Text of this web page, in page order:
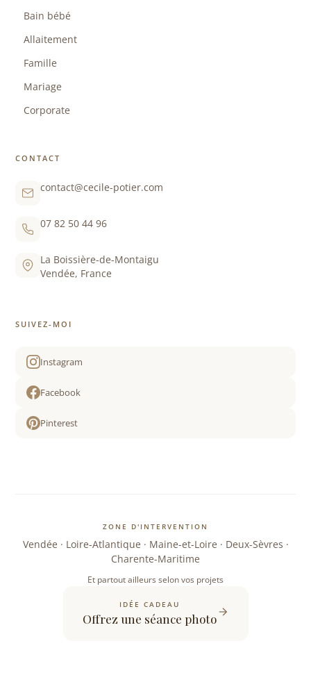
Bain bébé
Allaitement
Famille
Mariage
Corporate
CONTACT
contact@cecile-potier.com
07 82 50 44 96
La Boissière-de-Montaigu
Vendée, France
SUIVEZ-MOI
Instagram
Facebook
Pinterest
ZONE D'INTERVENTION
Vendée · Loire-Atlantique · Maine-et-Loire · Deux-Sèvres ·
Charente-Maritime
Et partout ailleurs selon vos projets
IDÉE CADEAU
Offrez une séance photo